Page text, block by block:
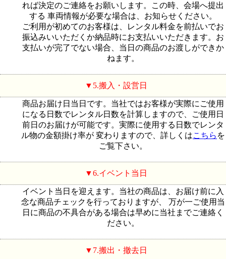
れば決定のご連絡をお願いします。この時、会場へ提出
する 車両情報が必要な場合は、お知らせください。
ご利用が初めてのお客様は、レンタル料金を前払いでお
振込みいいただくか納品時にお支払いいただきます。お
支払いが完了でない場合、当日の商品のお渡しができか
ねます。
5.搬入・設営日
商品お届け日当日です。当社ではお客様が実際にご使用
になる日数でレンタル日数を計算しますので、ご使用日
前日のお届けが可能です。実際に使用する日数でレンタ
ル物の金額掛け率が 変わりますので、詳しくはこちら を
ご覧下さい。
6.イベント当日
イベント当日を迎えます。当社の商品は、お届け前に入
念な商品チェックを行っておりますが、 万が一ご使用当
日に商品の不具合がある場合は早めに当社までご連絡く
ださい。
7.搬出・撤去日